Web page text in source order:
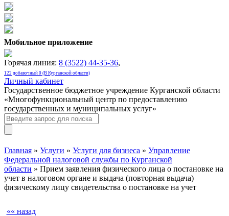
Мобильное приложение
Горячая линия: 8 (3522) 44-35-36,
122 добавочный 0 (В Курганской области)
Личный кабинет
Государственное бюджетное учреждение Курганской области
«Многофункциональный центр по предоставлению
государственных и муниципальных услуг»
Главная » Услуги » Услуги для бизнеса » Управление
Федеральной налоговой службы по Курганской
области » Прием заявления физического лица о постановке на
учет в налоговом органе и выдача (повторная выдача)
физическому лицу свидетельства о постановке на учет
«« назад